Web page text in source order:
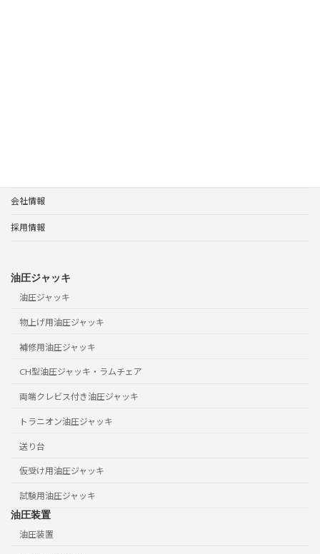
会社情報
採用情報
油圧ジャッキ
油圧ジャッキ
物上げ用油圧ジャッキ
補修用油圧ジャッキ
CH型油圧ジャッキ・ラムチェア
両端クレビス付き油圧ジャッキ
トラニオン油圧ジャッキ
送り台
仮受け用油圧ジャッキ
試験用油圧ジャッキ
油圧装置
油圧装置